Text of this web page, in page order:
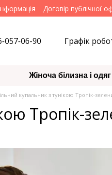
Договір публічної
057-06-90 Графік
Жіноча білизна і
купальник з тунікою Тропік-
Тропік-